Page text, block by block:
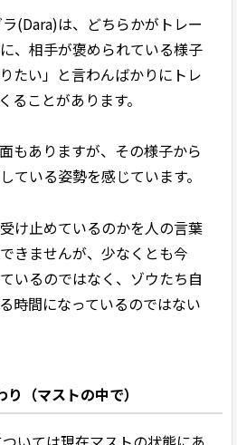
(Dara)は、どちらかがトレー
、相手が褒められている様子
たい」と言わんばかりにトレ
ることがあります。
もありますが、その様子から
ている姿勢を感じています。
け止めているのかを人の言葉
きませんが、少なくとも今
いるのではなく、ゾウたち自
時間になっているのではない
（マストの中で）